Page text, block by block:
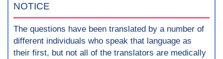
NOTICE
The questions have been translated by a number of
different individuals who speak that language as
their first, but not all of the translators are medically